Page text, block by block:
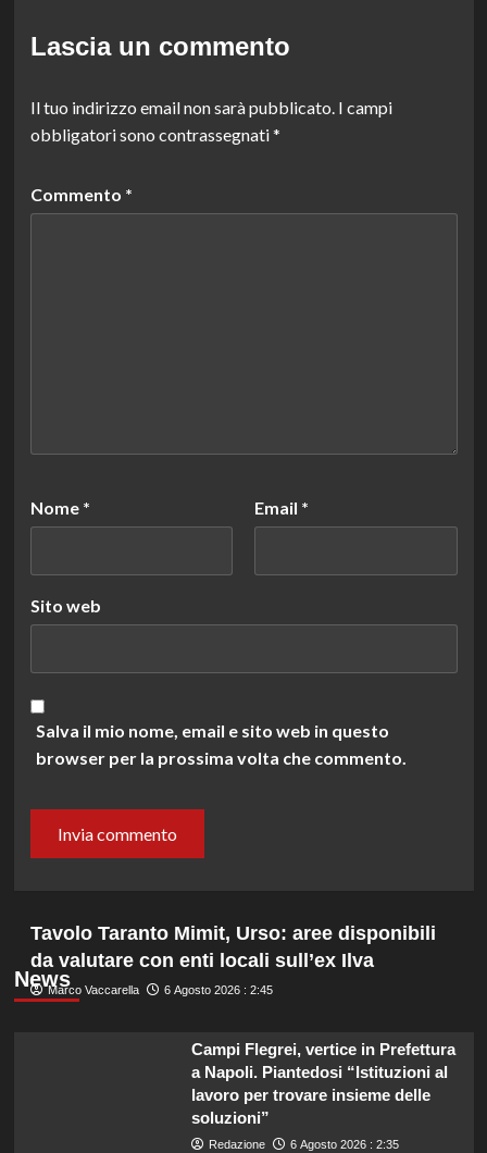
Lascia un commento
Il tuo indirizzo email non sarà pubblicato. I campi
obbligatori sono contrassegnati*
Commento *
Nome * Email *
Sito web
Salva il mio nome, email e sito web in questo
browser per la prossima volta che commento.
News
Tavolo Taranto Mimit, Urso: aree disponibili
da valutare con enti locali sull’ex Ilva
Marco Vaccarella 6 Agosto 2026 : 2:45
Campi Flegrei, vertice in Prefettura
a Napoli. Piantedosi “Istituzioni al
lavoro per trovare insieme delle
soluzioni”
Redazione 6 Agosto 2026 : 2:35